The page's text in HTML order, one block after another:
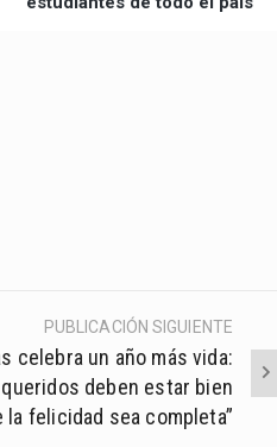
PUBLICACIÓN SIGUIENTE
celebra un año más vida:
deben estar bien
la felicidad sea completa”